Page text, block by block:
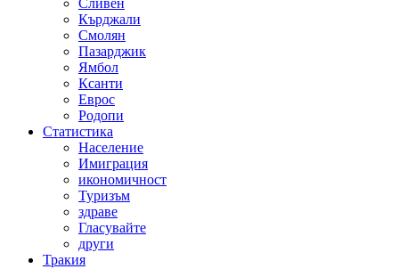
Кърджали
Смолян
Пазарджик
Ямбол
Ксанти
Еврос
Родопи
Статистика
Население
Имиграция
икономичност
Туризъм
здраве
Гласувайте
други
Тракия